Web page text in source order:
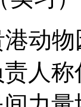
动
人